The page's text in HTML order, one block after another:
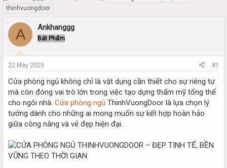
h
r
e
d
a
r
e
r
r
t
d
thinhvuongdoor
A Ankhanggg
Bát Phẩm
22 May 2025 #1
Cửa phòng ngủ không chỉ là vật dụng cần thiết cho sự riêng tư
mà còn đóng vai trò lớn trong việc tạo dựng thẩm mỹ tổng thể
cho ngôi nhà. Cửa phòng ngủ ThinhVuongDoor là lựa chọn lý
tưởng dành cho những ai mong muốn sự kết hợp hoàn hảo
giữa công năng và vẻ đẹp hiện đại.